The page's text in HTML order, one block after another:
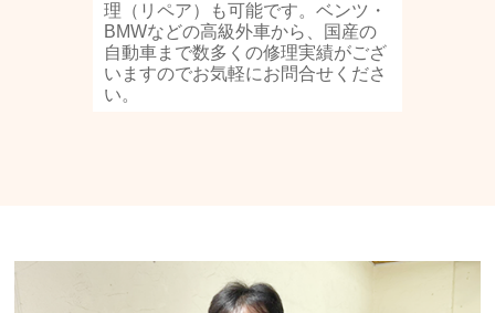
理（リペア）も可能です。ベンツ・
BMWなどの高級外車から、国産の
自動車まで数多くの修理実績がござ
いますのでお気軽にお問合せくださ
い。